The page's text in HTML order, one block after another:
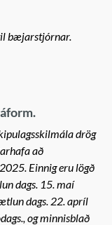
bæjarstjórnar.
drög
að
Einnig eru lögð
dags. 15. maí
dags. 22. apríl
og minnisblað